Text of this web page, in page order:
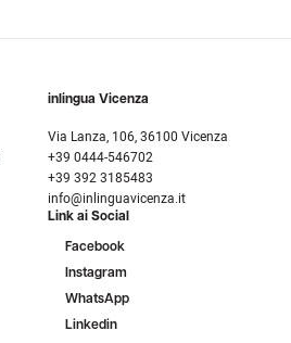
inlingua Vicenza
Via Lanza, 106, 36100 Vicenza
+39 0444-546702
+39 392 3185483
info@inlinguavicenza.it
Link ai Social
Facebook
Instagram
WhatsApp
Linkedin